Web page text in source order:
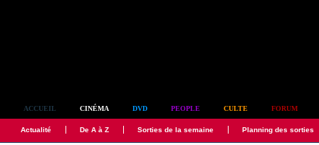
ACCUEIL CINÉMA DVD PEOPLE CULTE FORUM
Actualité De A à Z Sorties de la semaine Planning des sorties